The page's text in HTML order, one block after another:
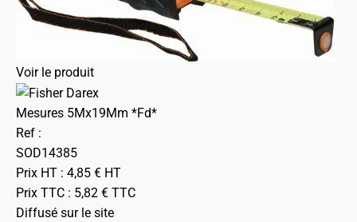
Voir le produit
Mesures 5Mx19Mm *Fd*
Ref :
SOD14385
Prix HT : 4,85 € HT
Prix TTC : 5,82 € TTC
Diffusé sur le site